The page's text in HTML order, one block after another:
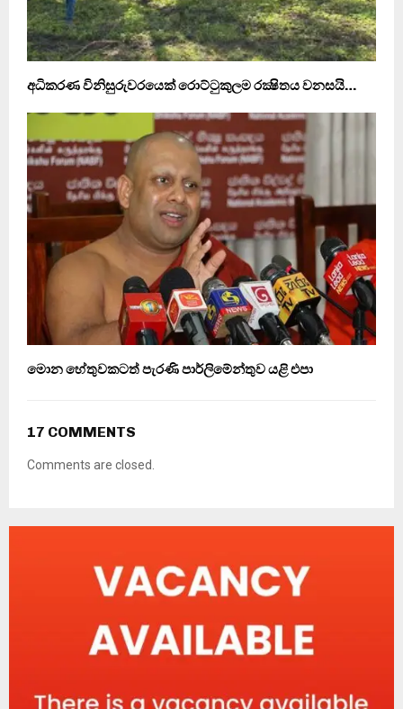
අධිකරණ විනිසුරුවරයෙක් රොට්ටුකුලම රක්‍ෂිතය වනසයි…
මොන හේතුවකටත් පැරණි පාර්ලිමේන්තුව යළි එපා
17 COMMENTS
Comments are closed.